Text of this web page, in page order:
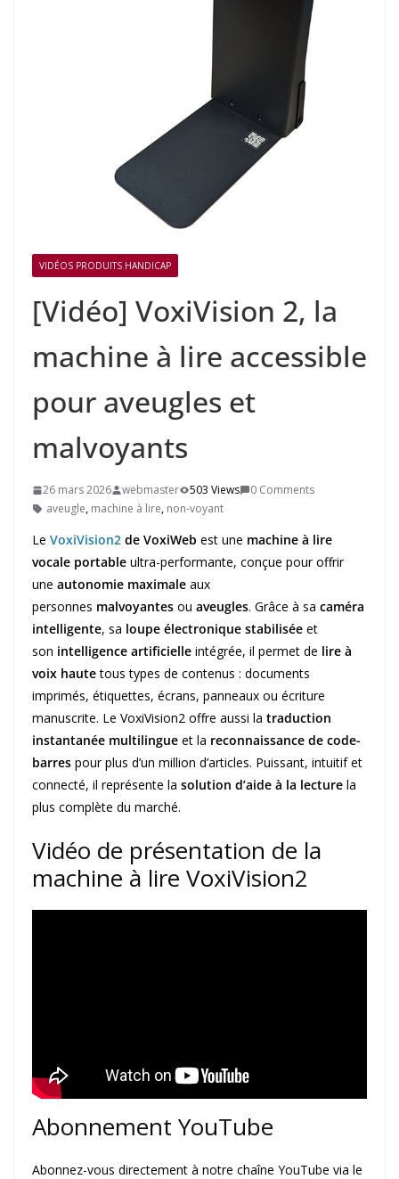
VIDÉOS PRODUITS HANDICAP
[Vidéo] VoxiVision 2, la
machine à lire accessible
pour aveugles et
malvoyants
26 mars 2026 webmaster 503 Views
0 Comments
aveugle, machine à lire, non-voyant
Le VoxiVision2 de VoxiWeb est une machine à lire
vocale portable ultra-performante, conçue pour offrir
une autonomie maximale aux
personnes malvoyantes ou aveugles. Grâce à sa caméra
intelligente, sa loupe électronique stabilisée et
son intelligence artificielle intégrée, il permet de lire à
voix hautetous types de contenus : documents
imprimés, étiquettes, écrans, panneaux ou écriture
manuscrite. Le VoxiVision2 offre aussi la traduction
instantanée multilingue et la reconnaissance de code-
barres pour plus d’un million d’articles. Puissant, intuitif et
connecté, il représente la solution d’aide à la lecture la
plus complète du marché.
Vidéo de présentation de la
machine à lire VoxiVision2
Abonnement YouTube
Abonnez-vous directement à notre chaîne YouTube via le